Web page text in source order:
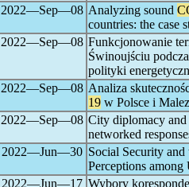
2022―Sep―08 Analyzing sound
countries: the case
2022―Sep―08 Funkcjonowanie
Świnoujściu
polityki
2022―Sep―08 Analiza
19 w Polsce i
2022―Sep―08 City diplomacy
networked
2022―Jun―30 Social Security
Perceptions among
2022―Jun―17 Wybory